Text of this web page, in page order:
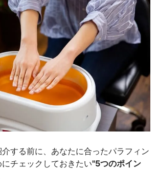
する前に、あなたに合ったパラフィン
チェックしておきたい"5つのポイン